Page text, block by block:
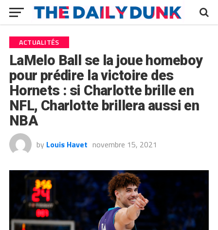
ACTUALITÉS
LaMelo Ball se la joue homeboy
pour prédire la victoire des
Hornets : si Charlotte brille en
NFL, Charlotte brillera aussi en
NBA
by Louis Havet novembre 15, 2021